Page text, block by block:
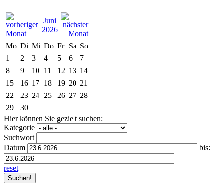
Juni
2026
Mo Di Mi Do Fr Sa So
1
2 3 4 5 6
7
8
9 10 11 12 13 14
15
16 17 18 19 20 21
22
23 24 25 26 27 28
29
30
Hier können Sie gezielt suchen:
Kategorie
Suchwort
Datum
bis:
reset